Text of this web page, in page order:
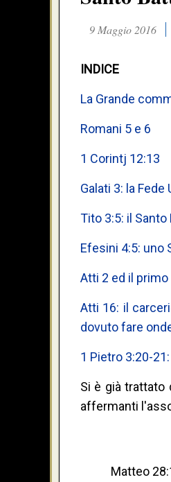
9 Maggio 2016
INDICE
La Grande
Romani 5 e 6
1 Corintj 12:13
Galati 3: la
Tito 3:5: il
Efesini 4:5: uno
Atti 2 ed il
Atti 16: il
dovuto fare
1 Pietro 3:20-
Si è già trattato
affermanti
Matteo